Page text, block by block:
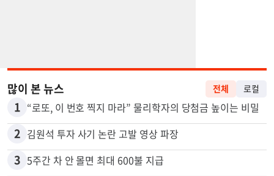
많이 본 뉴스 전체 로컬
1 “로또, 이 번호 찍지 마라” 물리학자의 당첨금 높이는 비밀
2 김원석 투자 사기 논란 고발 영상 파장
3 5주간 차 안 몰면 최대 600불 지급